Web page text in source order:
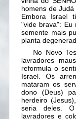
homens de
Embora Israel
"vide brava": Eu
semente mais
planta
No Novo
lavradores
reformula o
Israel. Os
mataram os
dono (Deus)
herdeiro
seria deles.
lavradores e